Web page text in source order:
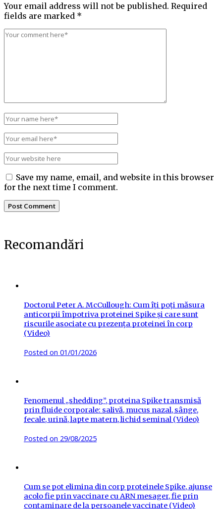
Your email address will not be published. Required
fields are marked *
Save my name, email, and website in this browser
for the next time I comment.
Recomandări
Doctorul Peter A. McCullough: Cum îți poți măsura
anticorpii împotriva proteinei Spike și care sunt
riscurile asociate cu prezența proteinei în corp
(Video)
Posted on 01/01/2026
Fenomenul „shedding”, proteina Spike transmisă
prin fluide corporale: salivă, mucus nazal, sânge,
fecale, urină, lapte matern, lichid seminal (Video)
Posted on 29/08/2025
Cum se pot elimina din corp proteinele Spike, ajunse
acolo fie prin vaccinare cu ARN mesager, fie prin
contaminare de la persoanele vaccinate (Video)